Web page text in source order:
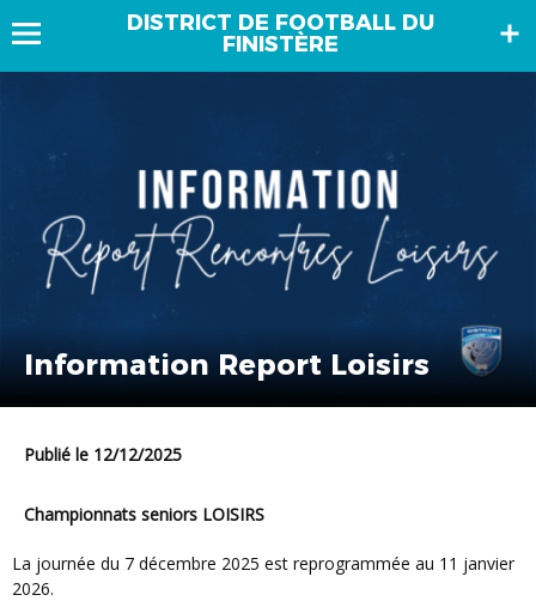
DISTRICT DE FOOTBALL DU
FINISTÈRE
Information Report Loisirs
Publié le 12/12/2025
Championnats seniors LOISIRS
La journée du 7 décembre 2025 est reprogrammée au 11 janvier
2026.